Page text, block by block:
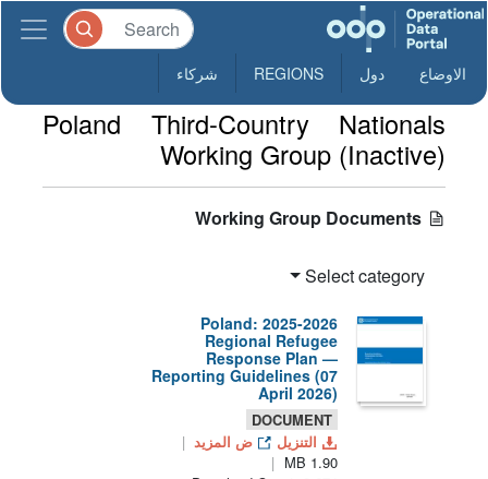
الاوضاع دول REGIONS شركاء
Poland Third-Country Nationals
Working Group (Inactive)
Select category
Poland: 2025-2026
Regional Refugee
Response Plan —
Reporting Guidelines (07
April 2026)
DOCUMENT
التنزيل
ض المزيد
1.90 MB